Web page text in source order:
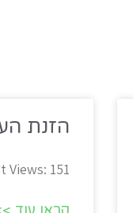
הזנת
Views: 151